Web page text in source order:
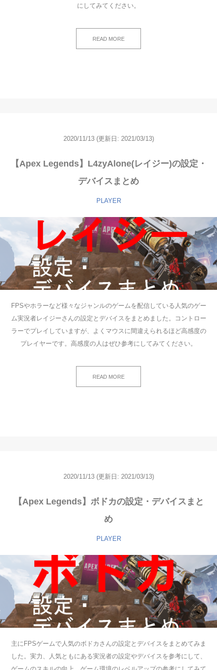
にしてみてください。
READ MORE
2020/11/13 (更新日: 2021/03/13)
【Apex Legends】L4zyAlone(レイジー)の設定・
デバイスまとめ
PLAYER
FPSやホラーなど様々なジャンルのゲームを配信している人気のゲー
ム実況者レイジーさんの設定とデバイスをまとめました。コントロー
ラーでプレイしていますが、よくマウスに間違えられるほど高感度の
プレイヤーです。高感度の人はぜひ参考にしてみてください。
READ MORE
2020/11/13 (更新日: 2021/03/13)
【Apex Legends】ボドカの設定・デバイスまと
め
PLAYER
主にFPSゲームで人気のボドカさんの設定とデバイスをまとめてみま
した。実力、人気ともにある実況者の設定やデバイスを参考にして、